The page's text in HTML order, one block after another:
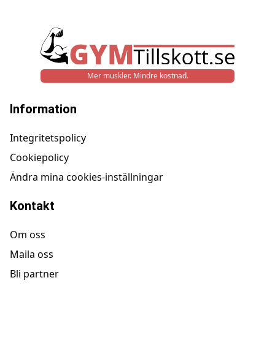
Mer muskler. Mindre kostnad.
Information
Integritetspolicy
Cookiepolicy
Ändra mina cookies-inställningar
Kontakt
Om oss
Maila oss
Bli partner